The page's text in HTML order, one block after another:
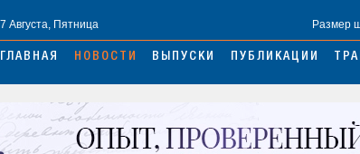
7 Августа, Пятница Размер
ГЛАВНАЯ НОВОСТИ ВЫПУСКИ ПУБЛИКАЦИИ